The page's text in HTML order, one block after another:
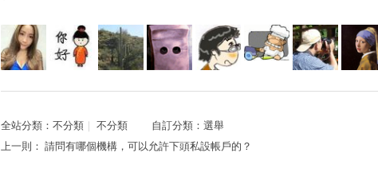
全站分類： 不分類 不分類 自訂分類： 選舉
上一則： 請問有哪個機構，可以允許下頭私設帳戶的？